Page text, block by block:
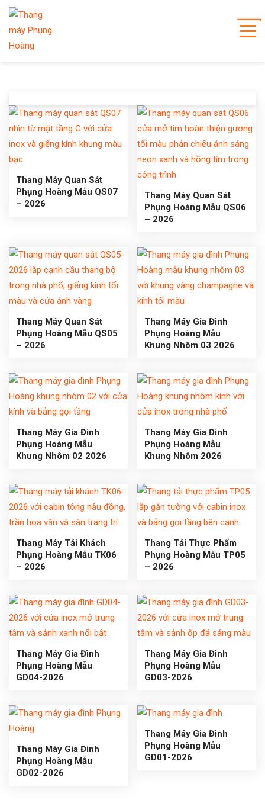
Thang Máy Quan Sát
Phụng Hoàng Mẫu QS07
– 2026
Thang Máy Quan Sát
Phụng Hoàng Mẫu QS06
– 2026
Thang Máy Quan Sát
Phụng Hoàng Mẫu QS05
– 2026
Thang Máy Gia Đình
Phụng Hoàng Mẫu
Khung Nhôm 03 2026
Thang Máy Gia Đình
Phụng Hoàng Mẫu
Khung Nhôm 02 2026
Thang Máy Gia Đình
Phụng Hoàng Mẫu
Khung Nhôm 2026
Thang Máy Tải Khách
Phụng Hoàng Mẫu TK06
– 2026
Thang Tải Thực Phẩm
Phụng Hoàng Mẫu TP05
– 2026
Thang Máy Gia Đình
Phụng Hoàng Mẫu
GD04-2026
Thang Máy Gia Đình
Phụng Hoàng Mẫu
GD03-2026
Thang Máy Gia Đình
Phụng Hoàng Mẫu
GD02-2026
Thang Máy Gia Đình
Phụng Hoàng Mẫu
GD01-2026